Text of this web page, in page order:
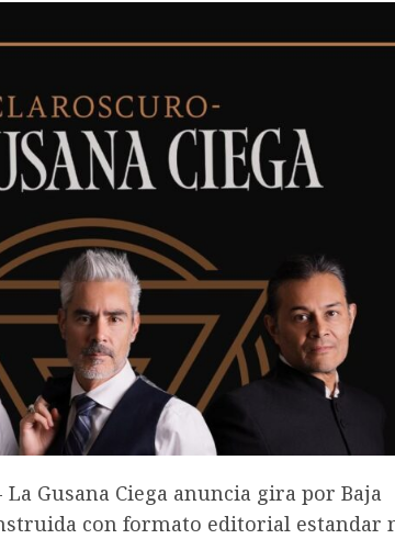
Gusana Ciega anuncia gira por Baja
con formato editorial estandar